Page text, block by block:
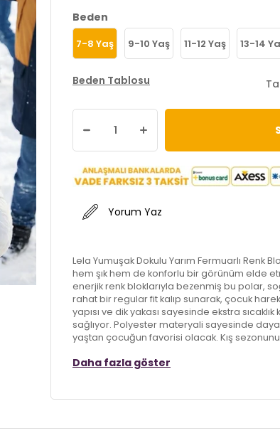
Beden
7-8 Yaş 9-10 Yaş 11-12 Yaş 13-14
Beden Tablosu
Yorum Yaz
Lela Yumuşak Dokulu Yarım Fermuarlı Renk
hem şık hem de konforlu bir görünüm elde
enerjik renk bloklarıyla bezenmiş bu polar,
rahat bir regular fit kalıp sunarak, çocuk
yapısı ve dik yakası sayesinde ekstra
sağlıyor. Polyester materyali sayesinde
yaştan çocuğun favorisi olacak. Kış
Daha fazla göster